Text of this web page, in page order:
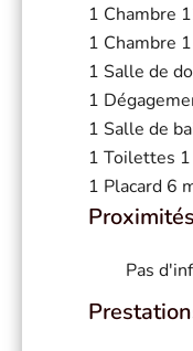
1 Chambre
1 Chambre
1 Salle de
1
1 Salle de
1 Toilettes
1 Placard 6
Proximités
Pas